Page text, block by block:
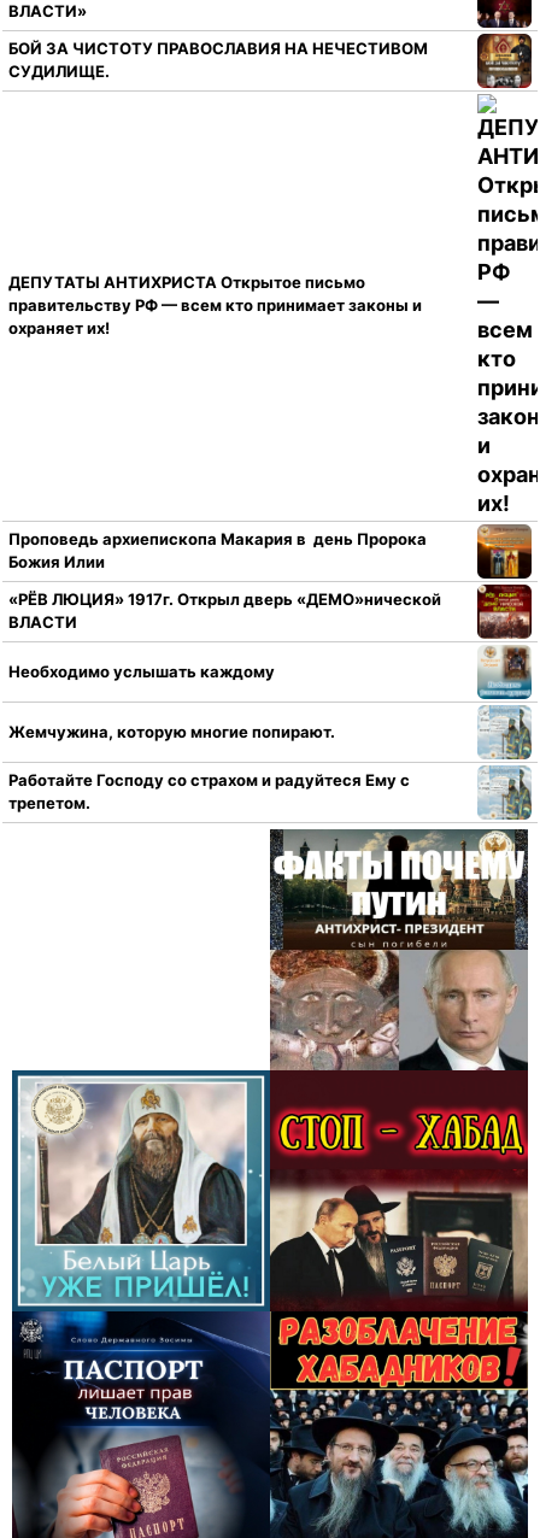
ВЛАСТИ»
БОЙ ЗА ЧИСТОТУ ПРАВОСЛАВИЯ НА НЕЧЕСТИВОМ
СУДИЛИЩЕ.
ДЕПУТАТЫ АНТИХРИСТА Открытое письмо
правительству РФ — всем кто принимает законы и
охраняет их!
Проповедь архиепископа Макария в день Пророка
Божия Илии
«РЁВ ЛЮЦИЯ» 1917г. Открыл дверь «ДЕМО»нической
ВЛАСТИ
Необходимо услышать каждому
Жемчужина, которую многие попирают.
Работайте Господу со страхом и радуйтеся Ему с
трепетом.